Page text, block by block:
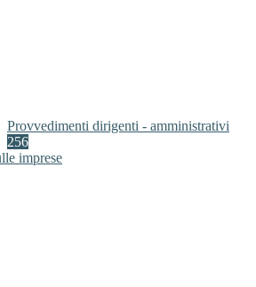
Provvedimenti dirigenti - amministrativi
256
imprese